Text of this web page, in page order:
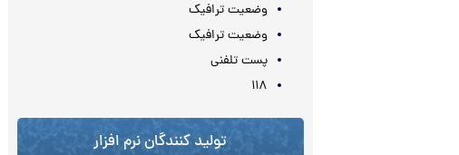
وضعیت ترافیک
وضعیت ترافیک
پست تلفنی
۱۱۸
تولید کنندگان نرم افزار